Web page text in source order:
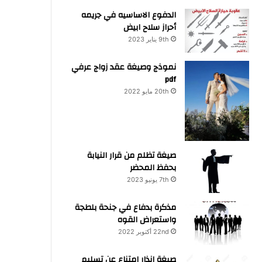
الدفوع الاساسيه في جريمه
أحراز سلاح ابيض
9th يناير 2023
نموذج وصيغة عقد زواج عرفي
pdf
20th مايو 2022
صيغة تظلم من قرار النيابة
بحفظ المحضر
7th يونيو 2023
مذكرة بدفاع في جنحة بلطجة
واستعراض القوه
22nd أكتوبر 2022